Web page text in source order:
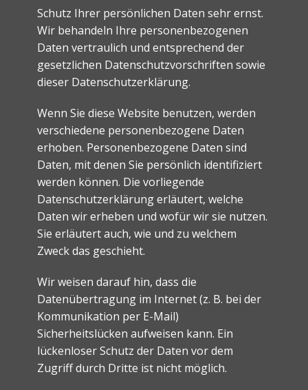
Schutz Ihrer persönlichen Daten sehr ernst.
Wir behandeln Ihre personenbezogenen
Daten vertraulich und entsprechend der
gesetzlichen Datenschutzvorschriften sowie
dieser Datenschutzerklärung.
Wenn Sie diese Website benutzen, werden
verschiedene personenbezogene Daten
erhoben. Personenbezogene Daten sind
Daten, mit denen Sie persönlich identifiziert
werden können. Die vorliegende
Datenschutzerklärung erläutert, welche
Daten wir erheben und wofür wir sie nutzen.
Sie erläutert auch, wie und zu welchem
Zweck das geschieht.
Wir weisen darauf hin, dass die
Datenübertragung im Internet (z. B. bei der
Kommunikation per E-Mail)
Sicherheitslücken aufweisen kann. Ein
lückenloser Schutz der Daten vor dem
Zugriff durch Dritte ist nicht möglich.